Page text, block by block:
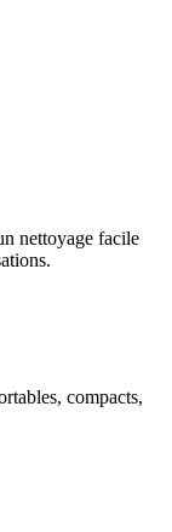
nettoyage facile
compacts,